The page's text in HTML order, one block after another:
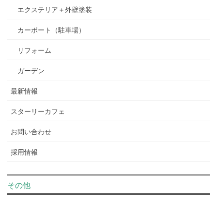
エクステリア＋外壁塗装
カーポート（駐車場）
リフォーム
ガーデン
最新情報
スターリーカフェ
お問い合わせ
採用情報
その他